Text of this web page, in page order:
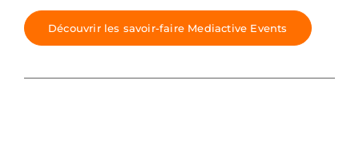
Découvrir les savoir-faire Mediactive Events